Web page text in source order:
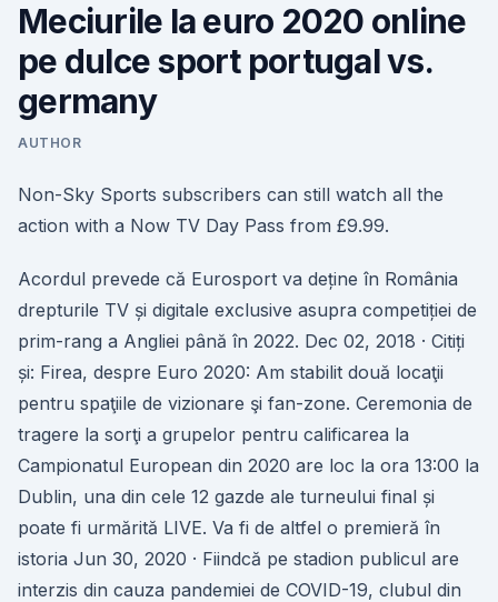
Meciurile la euro 2020 online
pe dulce sport portugal vs.
germany
AUTHOR
Non-Sky Sports subscribers can still watch all the
action with a Now TV Day Pass from £9.99.
Acordul prevede că Eurosport va deține în România
drepturile TV și digitale exclusive asupra competiției de
prim-rang a Angliei până în 2022. Dec 02, 2018 · Citiți
și: Firea, despre Euro 2020: Am stabilit două locaţii
pentru spaţiile de vizionare şi fan-zone. Ceremonia de
tragere la sorţi a grupelor pentru calificarea la
Campionatul European din 2020 are loc la ora 13:00 la
Dublin, una din cele 12 gazde ale turneului final și
poate fi urmărită LIVE. Va fi de altfel o premieră în
istoria Jun 30, 2020 · Fiindcă pe stadion publicul are
interzis din cauza pandemiei de COVID-19, clubul din